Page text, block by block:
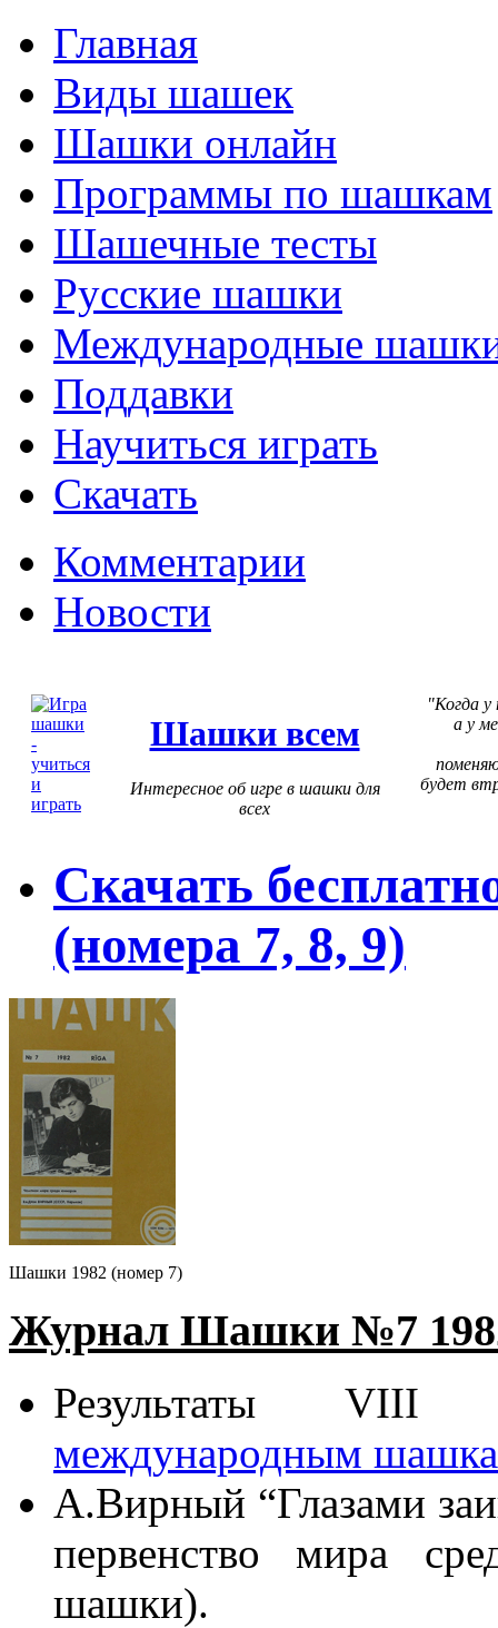
Главная
Виды шашек
Шашки онлайн
Программы по шашкам
Шашечные тесты
Русские шашки
Международные
Поддавки
Научиться играть
Скачать
Комментарии
Новости
Шашки всем
Интересное об игре в шашки для
всех
Когда
а у
будет
Скачать
(номера 7, 8, 9)
Шашки 1982 (номер 7)
Журнал Шашки №7 19
Результаты VIII
международным
А.Вирный “Глазами
первенство мира
шашки).